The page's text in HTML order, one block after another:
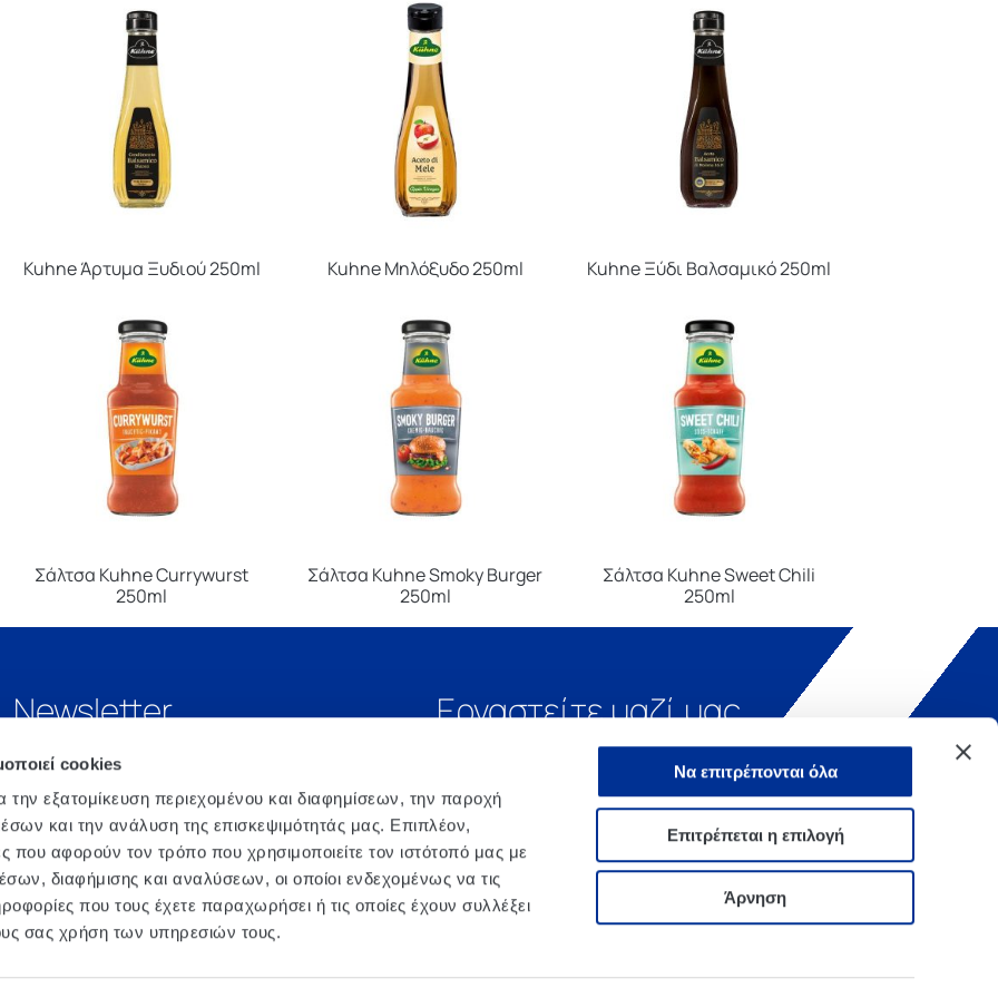
cookies
την εξατομίκευση περιεχομένου και διαφημίσεων, την παροχή
και την ανάλυση της επισκεψιμότητάς μας. Επιπλέον,
που αφορούν τον τρόπο που χρησιμοποιείτε τον ιστότοπό μας με
διαφήμισης και αναλύσεων, οι οποίοι ενδεχομένως να τις
που τους έχετε παραχωρήσει ή τις οποίες έχουν συλλέξει
σας χρήση των υπηρεσιών τους.
Να επιτρέπονται όλα
Επιτρέπεται η επιλογή
Άρνηση
Kuhne Άρτυμα Ξυδιού 250ml Kuhne Μηλόξυδο 250ml Kuhne Ξύδι Βαλσαμικό 250ml
Σάλτσα Kuhne Currywurst
250ml
Σάλτσα Kuhne Smoky Burger
250ml
Σάλτσα Kuhne Sweet Chili
250ml
Newsletter Εργαστείτε μαζί μας